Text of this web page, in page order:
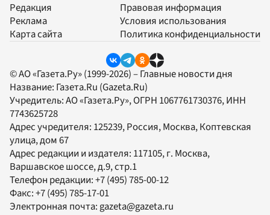
Редакция
Реклама
Карта сайта
Правовая информация
Условия использования
Политика конфиденциальности
© АО «Газета.Ру» (1999-2026) – Главные новости дня
Название: Газета.Ru (Gazeta.Ru)
Учредитель:АО «Газета.Ру», ОГРН 1067761730376, ИНН
7743625728
Адрес учредителя: 125239, Россия, Москва, Коптевская
улица, дом 67
Адрес редакции и издателя: 117105, г. Москва,
Варшавское шоссе, д.9, стр.1
Телефон редакции:+7 (495) 785-00-12
Факс:+7 (495) 785-17-01
Электронная почта:gazeta@gazeta.ru